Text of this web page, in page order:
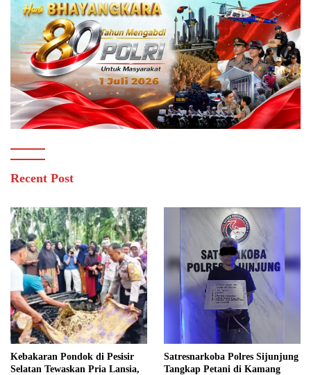
Recent Post
Kebakaran Pondok di Pesisir
Selatan Tewaskan Pria Lansia,
Satresnarkoba Polres Sijunjung
Tangkap Petani di Kamang